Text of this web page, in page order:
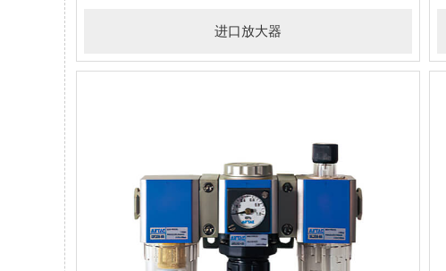
进口放大器